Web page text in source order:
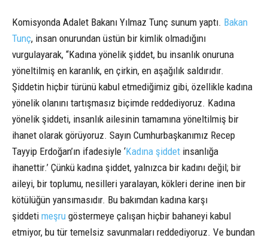
Komisyonda Adalet Bakanı Yılmaz Tunç sunum yaptı. Bakan
Tunç, insan onurundan üstün bir kimlik olmadığını
vurgulayarak, “Kadına yönelik şiddet, bu insanlık onuruna
yöneltilmiş en karanlık, en çirkin, en aşağılık saldırıdır.
Şiddetin hiçbir türünü kabul etmediğimiz gibi, özellikle kadına
yönelik olanını tartışmasız biçimde reddediyoruz. Kadına
yönelik şiddeti, insanlık ailesinin tamamına yöneltilmiş bir
ihanet olarak görüyoruz. Sayın Cumhurbaşkanımız Recep
Tayyip Erdoğan’ın ifadesiyle ‘Kadına şiddet insanlığa
ihanettir.’ Çünkü kadına şiddet, yalnızca bir kadını değil; bir
aileyi, bir toplumu, nesilleri yaralayan, kökleri derine inen bir
kötülüğün yansımasıdır. Bu bakımdan kadına karşı
şiddeti meşru göstermeye çalışan hiçbir bahaneyi kabul
etmiyor, bu tür temelsiz savunmaları reddediyoruz. Ve bundan